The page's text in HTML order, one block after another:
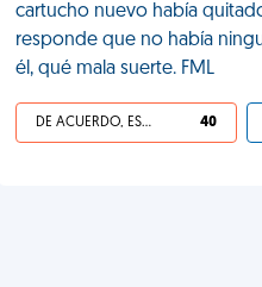
cartucho nuevo había
responde que no había
él, qué mala suerte. FML
DE ACUERDO, ES UNA VIDA HP 40